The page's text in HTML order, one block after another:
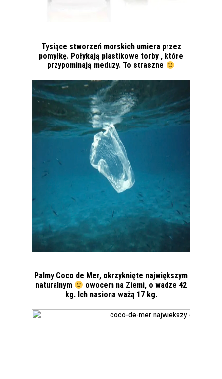
Tysiące stworzeń morskich umiera przez
pomyłkę. Połykają plastikowe torby , które
przypominają meduzy. To straszne
Palmy Coco de Mer, okrzyknięte największym
naturalnym
owocem na Ziemi, o wadze 42
kg. Ich nasiona ważą 17 kg.